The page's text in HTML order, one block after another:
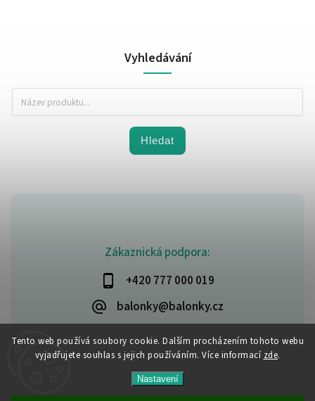
Tento web používá soubory cookie. Dalším procházením tohoto webu
vyjadřujete souhlas s jejich používáním. Více informací zde.
Nastavení
Zákaznická podpora:
+420 777 000 019
balonky@balonky.cz
Vyhledávání
Hledat
Party-narozeniny. Všechna práva vyhrazena.
Upravit nastavení cookies